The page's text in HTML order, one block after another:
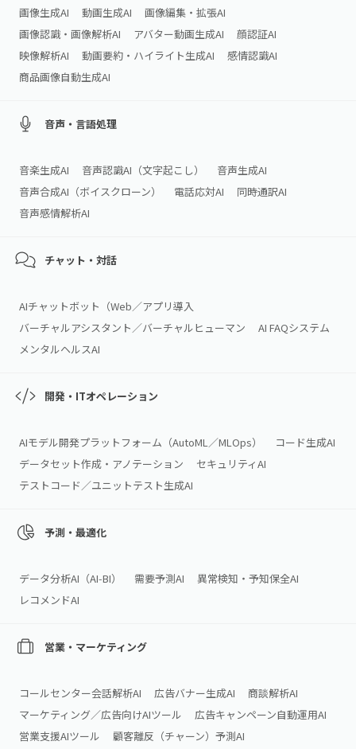
画像生成AI 動画生成AI
画像編集・拡張AI
画像認識・画像解析AI
アバター動画生成AI
顔認証AI
映像解析AI
動画要約・ハイライト生成AI
感情認識AI
商品画像自動生成AI
音声・言語処理
音楽生成AI 音声認識AI（文字起こし）
音声生成AI
音声合成AI（ボイスクローン）
電話応対AI
同時通訳AI
音声感情解析AI
チャット・対話
AIチャットボット（Web／アプリ導入
バーチャルアシスタント／バーチャルヒューマン
AI FAQシステム
メンタルヘルスAI
開発・ITオペレーション
AIモデル開発プラットフォーム（AutoML／MLOps）
コード生成AI
データセット作成・アノテーション
セキュリティAI
テストコード／ユニットテスト生成AI
予測・最適化
データ分析AI（AI‑BI） 需要予測AI
異常検知・予知保全AI
レコメンドAI
営業・マーケティング
コールセンター会話解析AI 広告バナー生成AI
商談解析AI
マーケティング／広告向けAIツール
広告キャンペーン自動運用AI
営業支援AIツール
顧客離反（チャーン）予測AI